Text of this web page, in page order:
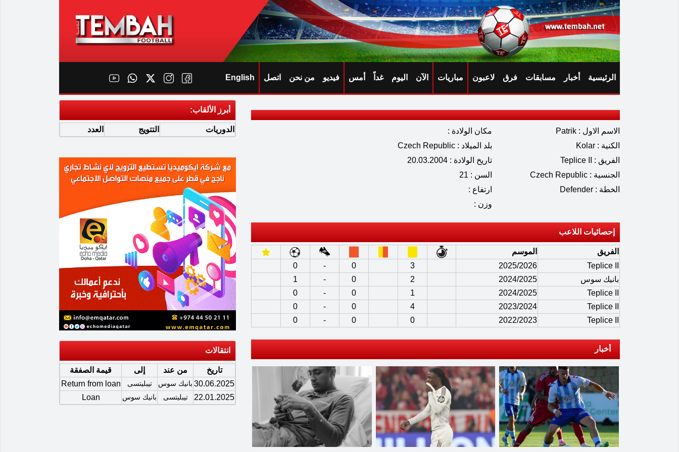
الرئيسية أخبار مسابقات فرق لاعبون مباريات الآن اليوم غداً أمس فيديو من نحن اتصل English
الاسم الاول : Patrik
الكنية : Kolar
الفريق : Teplice II
الجنسية : Czech Republic
الخطة : Defender
مكان الولادة :
بلد الميلاد : Czech Republic
تاريخ الولادة : 20.03.2004
السن : 21
ارتفاع :
وزن :
إحصائيات اللاعب
الفريق
الموسم
Teplice II
2025/2026
3
0
-
0
بانيك سوس
2024/2025
2
0
-
1
Teplice II
2024/2025
1
0
-
0
Teplice II
2023/2024
4
0
-
0
Teplice II
2022/2023
0
0
-
0
أخبار
أبرز الألقاب:
الدوريات التتويج العدد
انتقالات
تاريخ من عند إلى
قيمة الصفقة
30.06.2025 بانيك سوس تيبليتسى
Return from loan
22.01.2025
تيبليتسى بانيك سوس Loan